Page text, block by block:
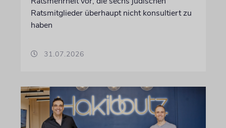
Ratsmitglieder überhaupt nicht konsultiert zu
haben
31.07.2026